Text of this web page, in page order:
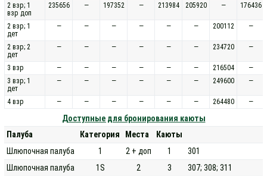
2 взр; 1
взр доп
235656 — 197352 — 213984 205920 — 176436
2 взр; 1
дет
— — — — — — 200112 —
2 взр; 2
дет
— — — — — — 234720 —
3 взр — — — — — — 216504
—
3 взр; 1
дет
— — — — — — 249600 —
4 взр — — — — — — 264480 —
Доступные для бронирования каюты
Палуба
Категория Места
Каюты
Шлюпочная палуба
1 2 + доп 1
301
Шлюпочная палуба
1S 2 3
307; 308; 311